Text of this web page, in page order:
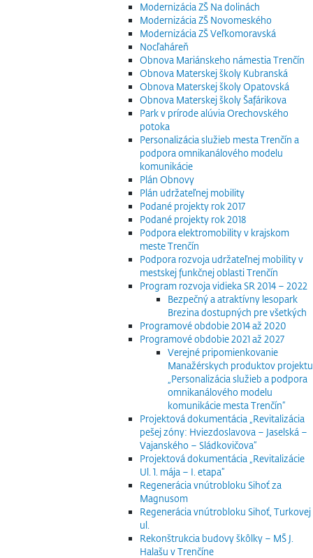
Modernizácia ZŠ Na dolinách
Modernizácia ZŠ Novomeského
Modernizácia ZŠ Veľkomoravská
Nocľaháreň
Obnova Mariánskeho námestia Trenčín
Obnova Materskej školy Kubranská
Obnova Materskej školy Opatovská
Obnova Materskej školy Šafárikova
Park v prírode alúvia Orechovského
potoka
Personalizácia služieb mesta Trenčín a
podpora omnikanálového modelu
komunikácie
Plán Obnovy
Plán udržateľnej mobility
Podané projekty rok 2017
Podané projekty rok 2018
Podpora elektromobility v krajskom
meste Trenčín
Podpora rozvoja udržateľnej mobility v
mestskej funkčnej oblasti Trenčín
Program rozvoja vidieka SR 2014 – 2022
Bezpečný a atraktívny lesopark
Brezina dostupných pre všetkých
Programové obdobie 2014 až 2020
Programové obdobie 2021 až 2027
Verejné pripomienkovanie
Manažérskych produktov projektu
„Personalizácia služieb a podpora
omnikanálového modelu
komunikácie mesta Trenčín“
Projektová dokumentácia „Revitalizácia
pešej zóny: Hviezdoslavova – Jaselská –
Vajanského – Sládkovičova“
Projektová dokumentácia „Revitalizácie
Ul. 1. mája – I. etapa“
Regenerácia vnútrobloku Sihoť za
Magnusom
Regenerácia vnútrobloku Sihoť, Turkovej
ul.
Rekonštrukcia budovy škôlky – MŠ J.
Halašu v Trenčíne